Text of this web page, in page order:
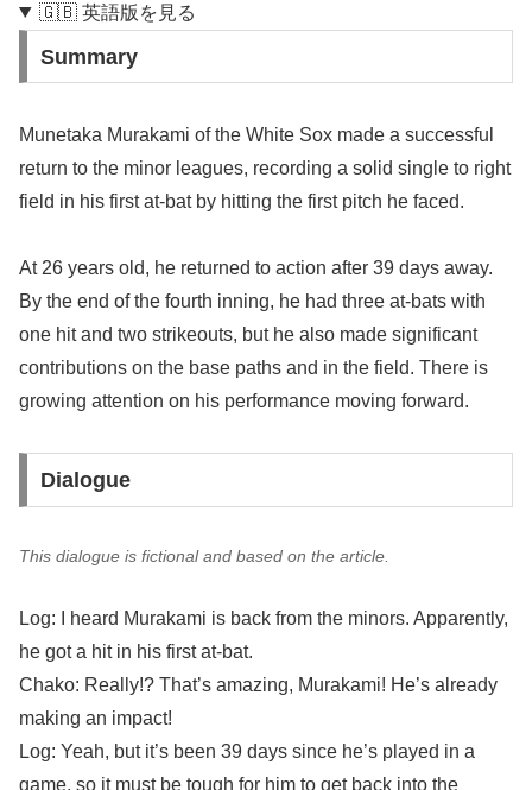
🇬🇧 英語版を見る
Summary
Munetaka Murakami of the White Sox made a successful
return to the minor leagues, recording a solid single to right
field in his first at-bat by hitting the first pitch he faced.
At 26 years old, he returned to action after 39 days away.
By the end of the fourth inning, he had three at-bats with
one hit and two strikeouts, but he also made significant
contributions on the base paths and in the field. There is
growing attention on his performance moving forward.
Dialogue
This dialogue is fictional and based on the article.
Log: I heard Murakami is back from the minors. Apparently,
he got a hit in his first at-bat.
Chako: Really!? That’s amazing, Murakami! He’s already
making an impact!
Log: Yeah, but it’s been 39 days since he’s played in a
game, so it must be tough for him to get back into the